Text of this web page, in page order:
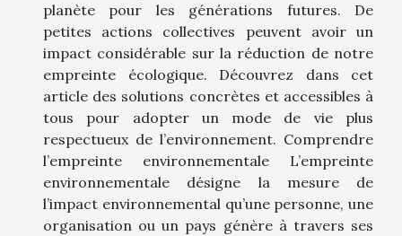
planète pour les générations futures. De
petites actions collectives peuvent avoir un
impact considérable sur la réduction de notre
empreinte écologique. Découvrez dans cet
article des solutions concrètes et accessibles à
tous pour adopter un mode de vie plus
respectueux de l’environnement. Comprendre
l’empreinte environnementale L’empreinte
environnementale désigne la mesure de
l’impact environnemental qu’une personne, une
organisation ou un pays génère à travers ses